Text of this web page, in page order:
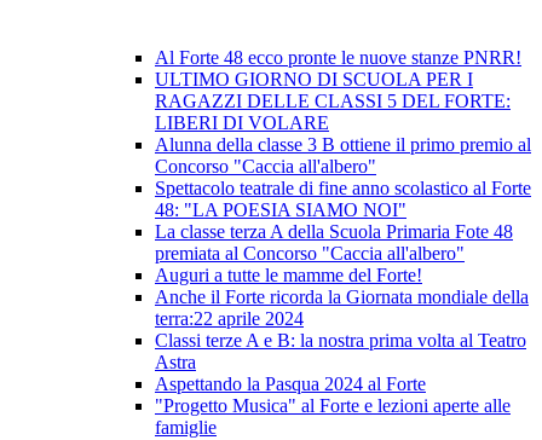
Al Forte 48 ecco pronte le nuove stanze PNRR!
ULTIMO GIORNO DI SCUOLA PER I
RAGAZZI DELLE CLASSI 5 DEL FORTE:
LIBERI DI VOLARE
Alunna della classe 3 B ottiene il primo premio al
Concorso "Caccia all'albero"
Spettacolo teatrale di fine anno scolastico al Forte
48: "LA POESIA SIAMO NOI"
La classe terza A della Scuola Primaria Fote 48
premiata al Concorso "Caccia all'albero"
Auguri a tutte le mamme del Forte!
Anche il Forte ricorda la Giornata mondiale della
terra:22 aprile 2024
Classi terze A e B: la nostra prima volta al Teatro
Astra
Aspettando la Pasqua 2024 al Forte
"Progetto Musica" al Forte e lezioni aperte alle
famiglie